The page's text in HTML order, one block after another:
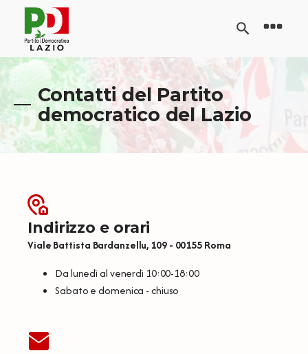
Contatti del Partito
democratico del Lazio
Indirizzo e orari
Viale Battista Bardanzellu, 109 - 00155 Roma
Da lunedì al venerdì 10:00-18:00
Sabato e domenica - chiuso